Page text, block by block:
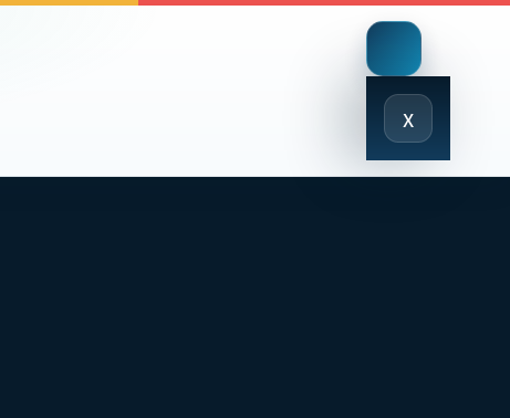
x
Close
Menu